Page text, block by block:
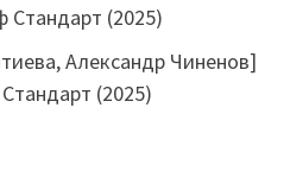
Стандарт (2025)
Александр Чиненов]
(2025)